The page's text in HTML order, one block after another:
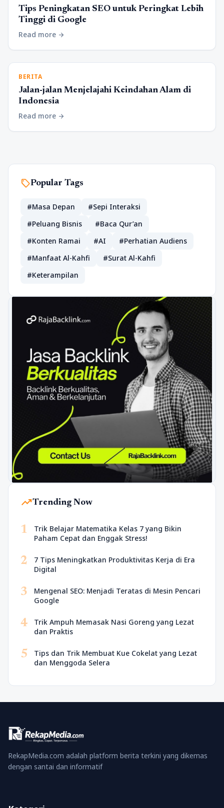
Tips Peningkatan SEO untuk Peringkat Lebih
Tinggi di Google
Read more arrow_forward
BERITA
Jalan-jalan Menjelajahi Keindahan Alam di
Indonesia
Read more arrow_forward
sellPopular Tags
#Masa Depan
#Sepi Interaksi
#Peluang Bisnis
#Baca Qur’an
#Konten Ramai
#AI
#Perhatian Audiens
#Manfaat Al-Kahfi
#Surat Al-Kahfi
#Keterampilan
trending_upTrending Now
1
Trik Belajar Matematika Kelas 7 yang Bikin
Paham Cepat dan Enggak Stress!
2
7 Tips Meningkatkan Produktivitas Kerja di Era
Digital
3
Mengenal SEO: Menjadi Teratas di Mesin Pencari
Google
4
Trik Ampuh Memasak Nasi Goreng yang Lezat
dan Praktis
5
Tips dan Trik Membuat Kue Cokelat yang Lezat
dan Menggoda Selera
RekapMedia.com adalah platform berita terkini yang dikemas
dengan santai dan informatif